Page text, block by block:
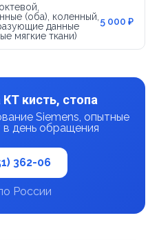
(оба), коленный,
данные
мягкие ткани)
5 000 ₽
кисть, стопа
Siemens, опытные
в день обращения
362-06
России